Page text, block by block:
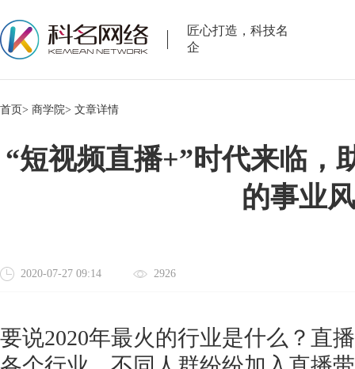
匠心打造，科技名
企
首页> 商学院> 文章详情
“短视频直播+”时代来临，
的事业
2020-07-27 09:14 2926
要说2020年最火的行业是什么？直